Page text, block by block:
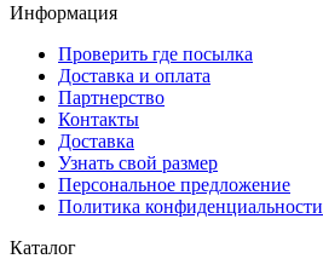
Информация
Проверить где посылка
Доставка и оплата
Партнерство
Контакты
Доставка
Узнать свой размер
Персональное предложение
Политика конфиденциальности
Каталог